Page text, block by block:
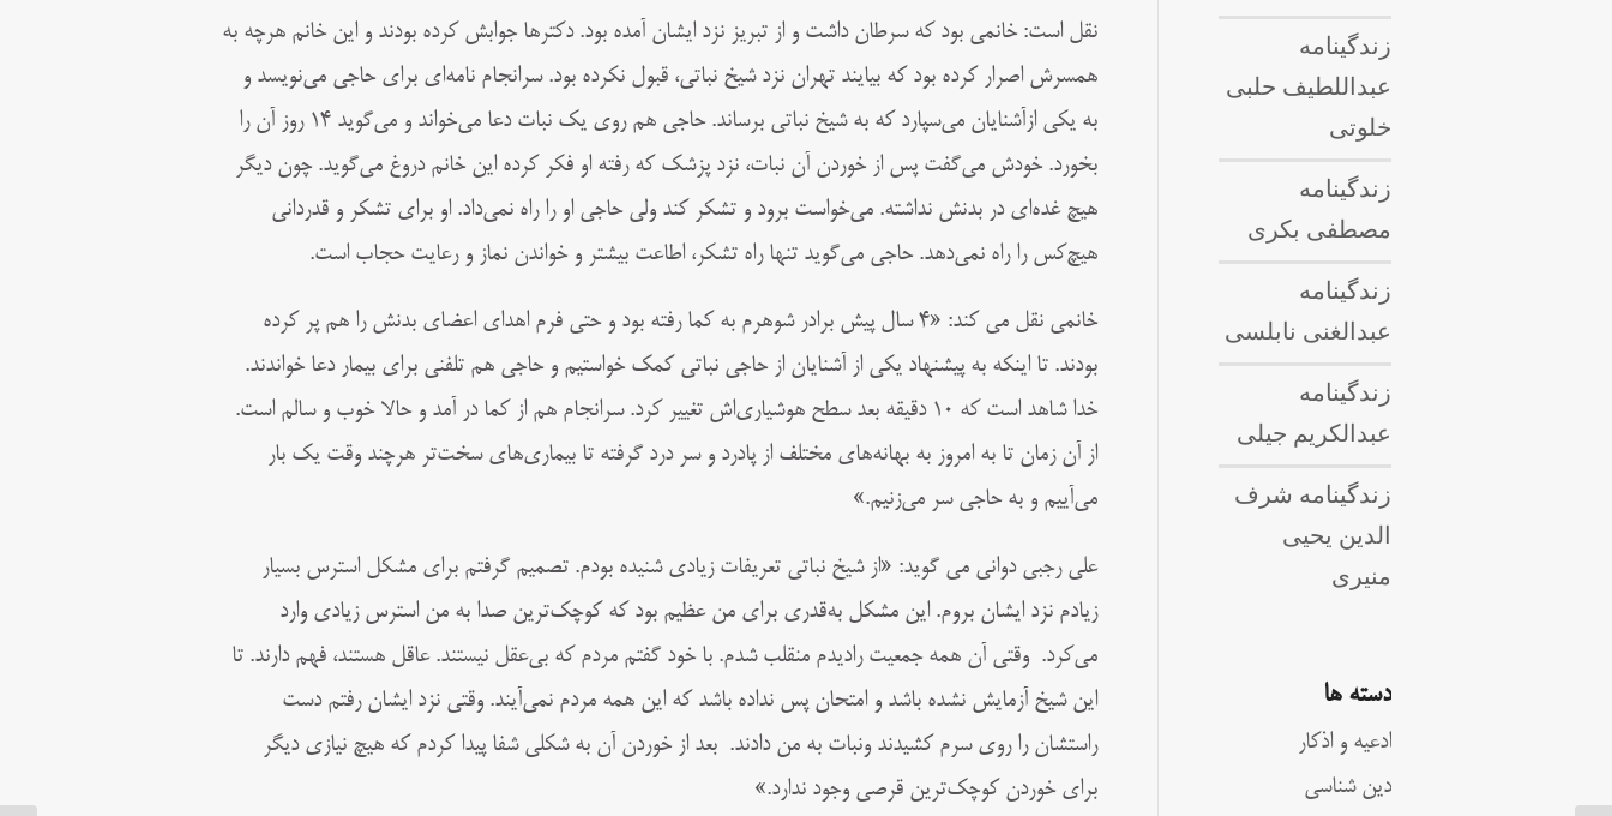
نقل است: خانمی بود که سرطان داشت و از تبریز نزد ایشان آمده بود. دکترها جوابش کرده بودند و این خانم هرچه به
همسرش اصرار کرده بود که بیایند تهران نزد شیخ نباتی، قبول نکرده بود. سرانجام نامه‌ای برای حاجی می‌نویسد و
به یکی ازآشنایان می‌سپارد که به شیخ نباتی برساند. حاجی هم روی یک نبات دعا می‌خواند و می‌گوید ۱۴ روز آن را
بخورد. خودش می‌گفت پس از خوردن آن نبات، نزد پزشک که رفته او فکر کرده این خانم دروغ می‌گوید. چون دیگر
هیچ غده‌ای در بدنش نداشته. می‌خواست برود و تشکر کند ولی حاجی او را راه نمی‌داد. او برای تشکر و قدردانی
هیچ‌کس را راه نمی‌دهد. حاجی می‌گوید تنها راه تشکر، اطاعت بیشتر و خواندن نماز و رعایت حجاب است.
خانمی نقل می کند: «۴ سال پیش برادر شوهرم به کما رفته بود و حتی فرم اهدای اعضای بدنش را هم پر کرده
بودند. تا اینکه به پیشنهاد یکی از آشنایان از حاجی نباتی کمک خواستیم و حاجی هم تلفنی برای بیمار دعا خواندند.
خدا شاهد است که ۱۰ دقیقه بعد سطح هوشیاری‌اش تغییر کرد. سرانجام هم از کما در آمد و حالا خوب و سالم است.
از آن زمان تا به امروز به بهانه‌های مختلف از پادرد و سر درد گرفته تا بیماری‌های سخت‌تر هرچند وقت یک بار
می‌آییم و به حاجی سر می‌زنیم.»
علی رجبی دوانی می گوید: «از شیخ نباتی تعریفات زیادی شنیده بودم. تصمیم گرفتم برای مشکل استرس بسیار
زیادم نزد ایشان بروم. این مشکل به‌قدری برای من عظیم بود که کوچک‌ترین صدا به من استرس زیادی وارد
می‌کرد. وقتی آن همه جمعیت رادیدم منقلب شدم. با خود گفتم مردم که بی‌عقل نیستند. عاقل هستند، فهم دارند. تا
این شیخ آزمایش نشده باشد و امتحان پس نداده باشد که این همه مردم نمی‌آیند. وقتی نزد ایشان رفتم دست
راستشان را روی سرم کشیدند ونبات به من دادند. بعد از خوردن آن به شکلی شفا پیدا کردم که هیچ نیازی دیگر
برای خوردن کوچک‌ترین قرصی وجود ندارد.»
زندگینامه
عبداللطيف حلبى
خلوتی
زندگینامه
مصطفی بکری
زندگینامه
عبدالغنی نابلسی
زندگینامه
عبدالکریم جیلی
زندگینامه شرف
الدین یحیی
منیری
دسته ها
ادعیه و اذکار
دین شناسی